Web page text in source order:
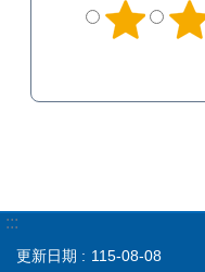
:::
更新日期 115-08-08